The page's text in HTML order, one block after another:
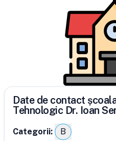
Date de contact
Tehnologic Dr. Ioan
Categorii: B